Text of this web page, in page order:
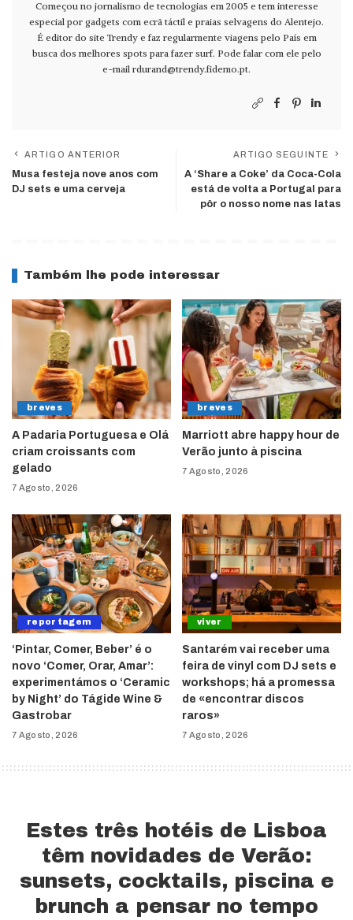
Começou no jornalismo de tecnologias em 2005 e tem interesse
especial por gadgets com ecrã táctil e praias selvagens do Alentejo.
É editor do site Trendy e faz regularmente viagens pelo País em
busca dos melhores spots para fazer surf. Pode falar com ele pelo
e-mail rdurand@trendy.fidemo.pt.
ARTIGO ANTERIOR
Musa festeja nove anos com
DJ sets e uma cerveja
ARTIGO SEGUINTE
A ‘Share a Coke’ da Coca-Cola
está de volta a Portugal para
pôr o nosso nome nas latas
Também lhe pode interessar
breves
A Padaria Portuguesa e Olá
criam croissants com
gelado
7 Agosto, 2026
breves
Marriott abre happy hour de
Verão junto à piscina
7 Agosto, 2026
reportagem
‘Pintar, Comer, Beber’ é o
novo ‘Comer, Orar, Amar’:
experimentámos o ‘Ceramic
by Night’ do Tágide Wine &
Gastrobar
7 Agosto, 2026
viver
Santarém vai receber uma
feira de vinyl com DJ sets e
workshops; há a promessa
de «encontrar discos
raros»
7 Agosto, 2026
Estes três hotéis de Lisboa
têm novidades de Verão:
sunsets, cocktails, piscina e
brunch a pensar no tempo